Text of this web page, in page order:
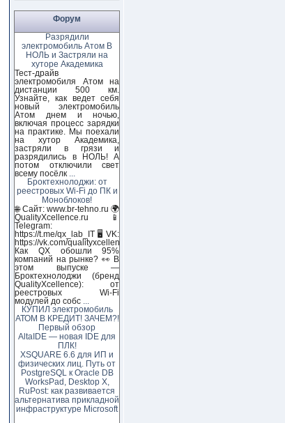
Форум
Разрядили
электромобиль Атом В
НОЛЬ и Застряли на
хуторе Академика
Тест-драйв
электромобиля Атом на
дистанции 500 км.
Узнайте, как ведет себя
новый электромобиль
Атом днем и ночью,
включая процесс зарядки
на практике. Мы поехали
на хутор Академика,
застряли в грязи и
разрядились в НОЛЬ! А
потом отключили свет
всему посёлк
Броктехнолоджи: от
реестровых Wi-Fi до ПК и
Моноблоков!
🌐 Сайт: www.br-tehno.ru 🌍
QualityXcellence.ru 📱
Telegram:
https://t.me/qx_lab_IT 🖥 VK:
https://vk.com/qualityxcellenc
Как QX обошли 95%
компаний на рынке? 👀 В
этом выпуске —
Броктехнолоджи (бренд
QualityXcellence): от
реестровых Wi-Fi
модулей до собс
КУПИЛ электромобиль
АТОМ В КРЕДИТ! ЗАЧЕМ?!
Первый обзор
AltaIDE — новая IDE для
ПЛК!
XSQUARE 6.6 для ИП и
физических лиц. Путь от
PostgreSQL к Oracle DB
WorksPad, Desktop X,
RuPost: как развивается
альтернатива прикладной
инфраструктуре Microsoft